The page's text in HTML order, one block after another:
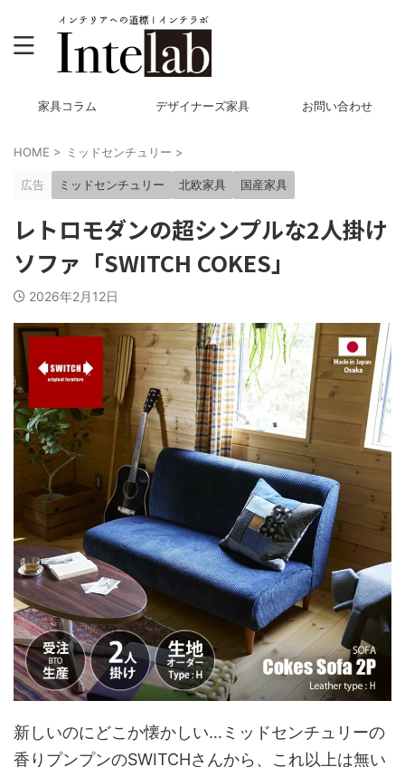
家具コラム デザイナーズ家具 お問い合わせ
HOME > ミッドセンチュリー >
広告 ミッドセンチュリー 北欧家具 国産家具
レトロモダンの超シンプルな2人掛け
ソファ「SWITCH COKES」
2026年2月12日
新しいのにどこか懐かしい…ミッドセンチュリーの
香りプンプンのSWITCHさんから、これ以上は無い